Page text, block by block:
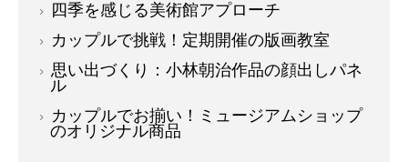
四季を感じる美術館アプローチ
カップルで挑戦！定期開催の版画教室
思い出づくり：小林朝治作品の顔出しパネ
ル
カップルでお揃い！ミュージアムショップ
のオリジナル商品